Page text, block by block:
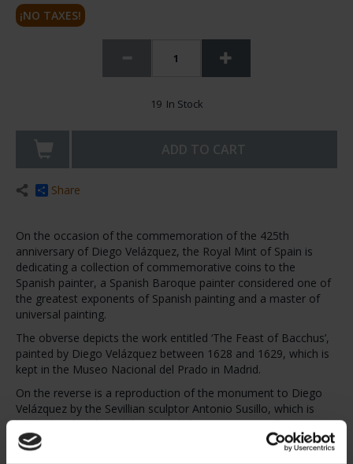
¡NO TAXES!
19 In Stock
ADD TO CART
Share
On the occasion of the commemoration of the 425th
anniversary of Diego Velázquez, the Royal Mint of Spain is
dedicating a collection of commemorative coins to the
Spanish painter, a Spanish Baroque painter considered one of
the greatest exponents of Spanish painting and a master of
universal painting.
The obverse depicts the work entitled ‘The Feast of Bacchus’,
painted by Diego Velázquez between 1628 and 1629, which is
kept in the Museo Nacional del Prado in Madrid.
On the reverse is a reproduction of the monument to Diego
Velázquez by the Sevillian sculptor Antonio Susillo, which is
located in the Plaza del Duque de la Victoria in Seville.